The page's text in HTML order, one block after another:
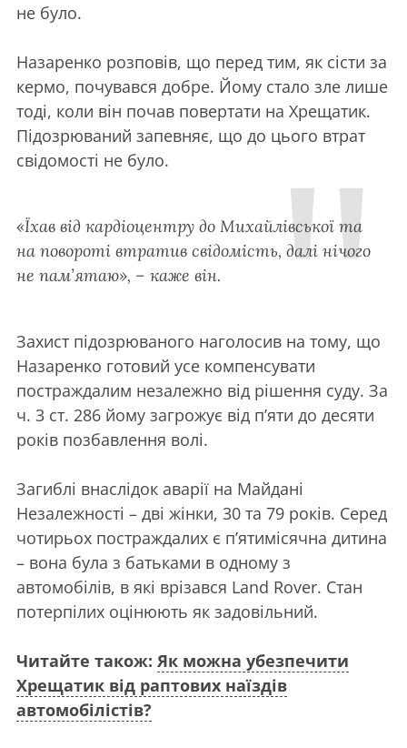
не було.
Назаренко розповів, що перед тим, як сісти за
кермо, почувався добре. Йому стало зле лише
тоді, коли він почав повертати на Хрещатик.
Підозрюваний запевняє, що до цього втрат
свідомості не було.
«Їхав від кардіоцентру до Михайлівської та
на повороті втратив свідомість, далі нічого
не пам’ятаю», – каже він.
Захист підозрюваного наголосив на тому, що
Назаренко готовий усе компенсувати
постраждалим незалежно від рішення суду. За
ч. 3 ст. 286 йому загрожує від п’яти до десяти
років позбавлення волі.
Загиблі внаслідок аварії на Майдані
Незалежності – дві жінки, 30 та 79 років. Серед
чотирьох постраждалих є п’ятимісячна дитина
– вона була з батьками в одному з
автомобілів, в які врізався Land Rover. Стан
потерпілих оцінюють як задовільний.
Читайте також: Як можна убезпечити
Хрещатик від раптових наїздів
автомобілістів?